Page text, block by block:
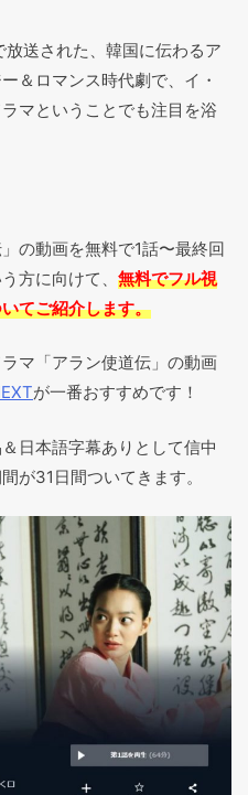
送された、韓国に伝わるア
＆ロマンス時代劇で、イ・
マということでも注目を浴
の動画を無料で1話〜最終回
方に向けて、 無料でフル視
てご紹介します。
マ「アラン使道伝」の動画
が一番おすすめです！
日本語字幕ありとして信中
が31日間ついてきます。